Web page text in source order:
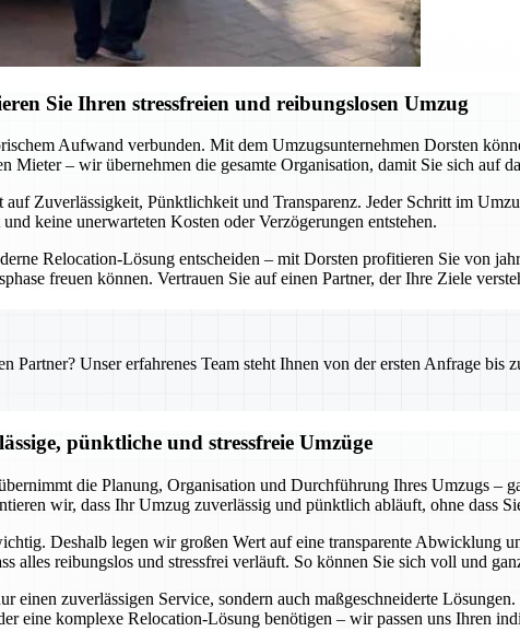
Sie Ihren stressfreien und reibungslosen Umzug
Aufwand verbunden. Mit dem Umzugsunternehmen Dorsten
Mieter – wir übernehmen die gesamte Organisation, damit Sie sich auf
Zuverlässigkeit, Pünktlichkeit und Transparenz. Jeder Schritt im
keine unerwarteten Kosten oder Verzögerungen entstehen.
Relocation-Lösung entscheiden – mit Dorsten profitieren Sie von
freuen können. Vertrauen Sie auf einen Partner, der Ihre Ziele
Partner? Unser erfahrenes Team steht Ihnen von der ersten Anfrage
pünktliche und stressfreie Umzüge
die Planung, Organisation und Durchführung Ihres Umzugs –
wir, dass Ihr Umzug zuverlässig und pünktlich abläuft, ohne dass
Deshalb legen wir großen Wert auf eine transparente Abwicklung
alles reibungslos und stressfrei verläuft. So können Sie sich voll und
zuverlässigen Service, sondern auch maßgeschneiderte
eine komplexe Relocation-Lösung benötigen – wir passen uns Ihren